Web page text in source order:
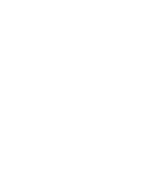
¿Quién estoy siendo
Quizá sientes que ya no
lugares. Que necesitas más
relaciones están
construiste comienza a
Eso no significa que estés
Puede que una antigua
a su fin para abrir espacio